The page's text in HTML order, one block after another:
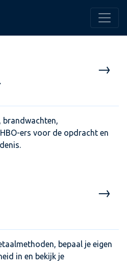
→
brandwachten,
ers voor de opdracht en
→
bepaal je eigen
in en bekijk je